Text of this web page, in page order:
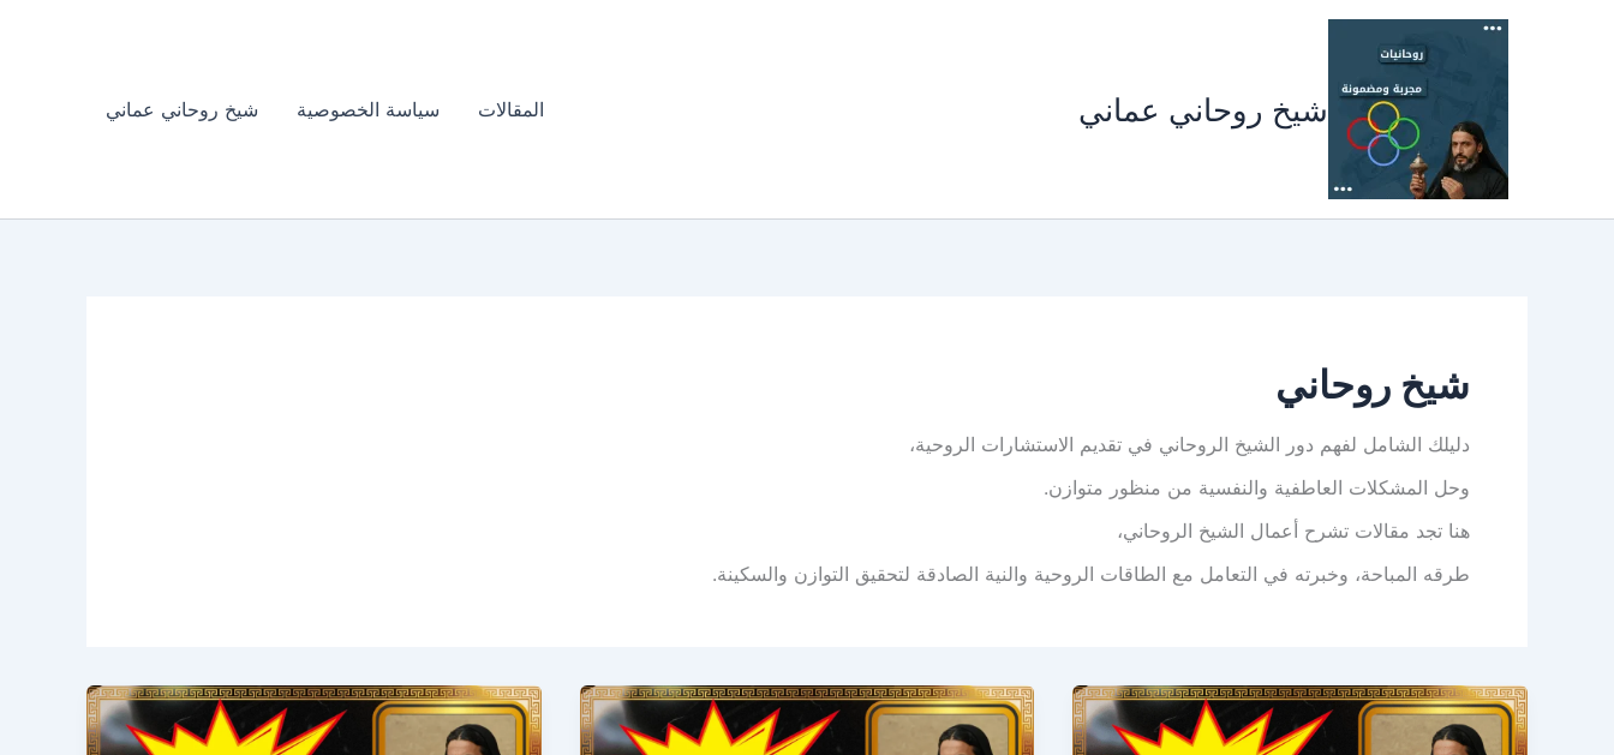
شيخ روحاني عماني المقالات سياسة الخصوصية شيخ روحاني عماني
شيخ روحاني
دليلك الشامل لفهم دور الشيخ الروحاني في تقديم الاستشارات الروحية،
وحل المشكلات العاطفية والنفسية من منظور متوازن.
هنا تجد مقالات تشرح أعمال الشيخ الروحاني،
طرقه المباحة، وخبرته في التعامل مع الطاقات الروحية والنية الصادقة لتحقيق التوازن والسكينة.